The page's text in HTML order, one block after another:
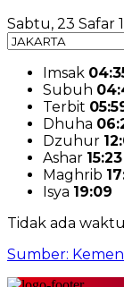
Sabtu, 23 Safar
Imsak
Subuh
Terbit
Dhuha
Dzuhur
Ashar 15:23
Maghrib
Isya 19:09
Tidak ada
Sumber: